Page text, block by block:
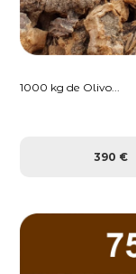
1000 kg de Olivo...
390 €